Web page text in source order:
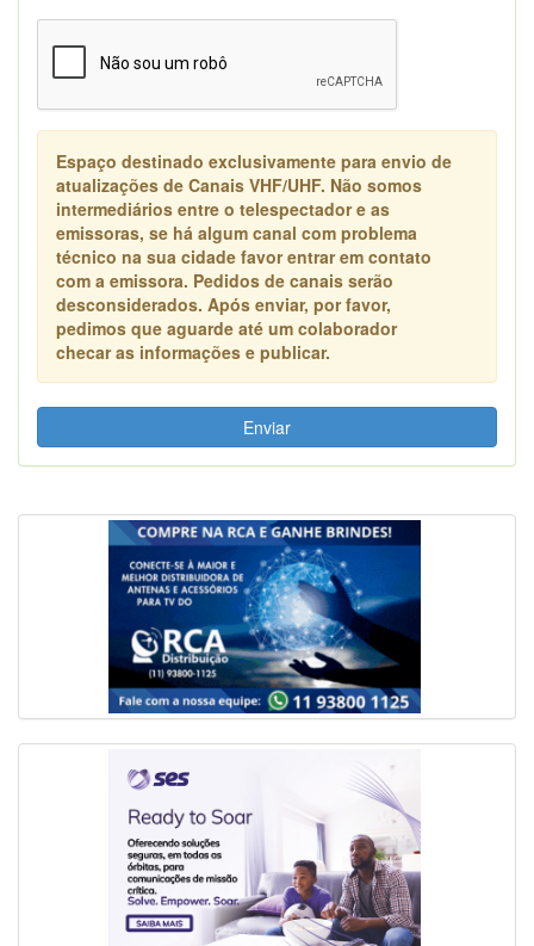
Espaço destinado exclusivamente para envio de
atualizações de Canais VHF/UHF. Não somos
intermediários entre o telespectador e as
emissoras, se há algum canal com problema
técnico na sua cidade favor entrar em contato
com a emissora. Pedidos de canais serão
desconsiderados. Após enviar, por favor,
pedimos que aguarde até um colaborador
checar as informações e publicar.
Enviar